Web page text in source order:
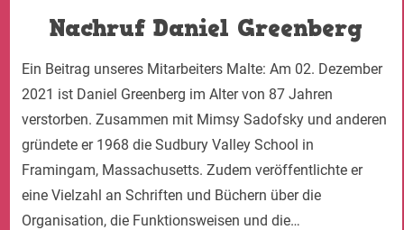
Nachruf Daniel Greenberg
Ein Beitrag unseres Mitarbeiters Malte: Am 02. Dezember
2021 ist Daniel Greenberg im Alter von 87 Jahren
verstorben. Zusammen mit Mimsy Sadofsky und anderen
gründete er 1968 die Sudbury Valley School in
Framingam, Massachusetts. Zudem veröffentlichte er
eine Vielzahl an Schriften und Büchern über die
Organisation, die Funktionsweisen und die…